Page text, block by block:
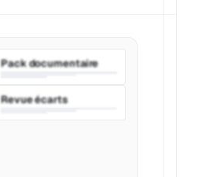
Pack documentaire
Revue écarts